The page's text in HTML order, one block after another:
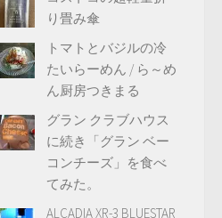
り畳み傘
トマトとバジルの冷
たいらーめん / ら～め
ん厨房つきまる
グラン クラブハウス
に続き「グラン ベー
コンチーズ」を食べ
てみた。
ALCADIA XR-3 BLUESTAR